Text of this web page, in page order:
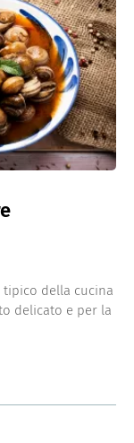
della cucina
delicato e per la